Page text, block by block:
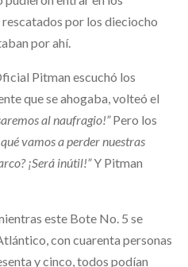
por los dieciocho
por ahí.
Pitman escuchó los
que se ahogaba, volteó el
al naufragio!”Pero los
qué vamos a perder nuestras
¡Será inútil!”Y Pitman
este Bote No. 5 se
con cuarenta personas
y cinco, todos podían